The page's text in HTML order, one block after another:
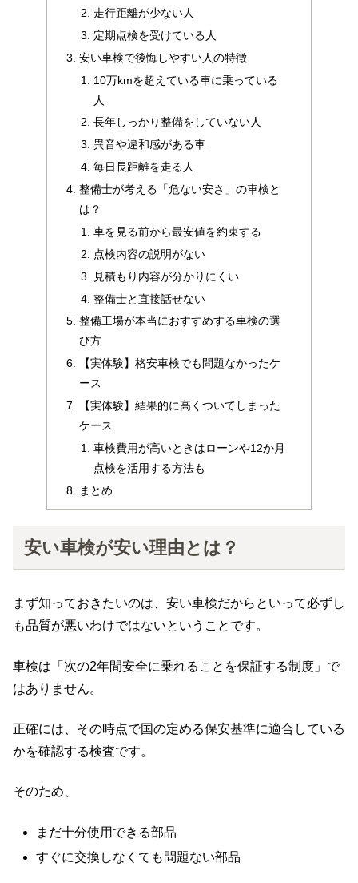
走行距離が少ない人
定期点検を受けている人
安い車検で後悔しやすい人の特徴
10万kmを超えている車に乗っている
人
長年しっかり整備をしていない人
異音や違和感がある車
毎日長距離を走る人
整備士が考える「危ない安さ」の車検と
は？
車を見る前から最安値を約束する
点検内容の説明がない
見積もり内容が分かりにくい
整備士と直接話せない
整備工場が本当におすすめする車検の選
び方
【実体験】格安車検でも問題なかったケ
ース
【実体験】結果的に高くついてしまった
ケース
車検費用が高いときはローンや12か月
点検を活用する方法も
まとめ
安い車検が安い理由とは？
まず知っておきたいのは、安い車検だからといって必ずし
も品質が悪いわけではないということです。
車検は「次の2年間安全に乗れることを保証する制度」で
はありません。
正確には、その時点で国の定める保安基準に適合している
かを確認する検査です。
そのため、
まだ十分使用できる部品
すぐに交換しなくても問題ない部品